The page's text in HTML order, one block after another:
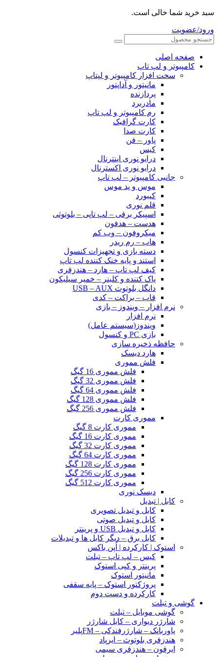
سبد خرید شما خالی است.
ورود/عضویت
صفحه اصلی
کامپیوتر و‌‌‌‌‌ لپ تاپ
سخت افزار کامپیوتر و لپتاپ
مانیتور و آداپتور
پردازنده
مادربرد
رم کامپیوتر و لپ تاپ
کارت گرافیک
کارت صدا
پاور – فن
کیس
درایو نوری اینترنال
درایو نوری اکسترنال
جانبی کامپیوتر – لپ تاپ
موس و پد موس
کیبورد
قلم نوری
اسپیکر برقی – لپ تاپی – بلوتوثی
هدست – هدفون
میکروفون – وب کم
هاب – رم ریدر
دسته بازی و تجهیزات کنسول
استند و پایه خنک کننده لپ تاپ
کیف لپ تاپ – هارد – هندزفری
پاک کننده و کلینر – خمیر سیلیکون
دانگل بلوتوث USB – AUX
قاب – براکت – کدی
نرم افزار – ویندوز – بازی
نرم افزار
ویندوز(سیستم عامل)
بازی PC و کنسول
حافظه ذخیره سازی
هارد دیسک
فلش مموری
فلش مموری 16 گیگ
فلش مموری 32 گیگ
فلش مموری 64 گیگ
فلش مموری 128 گیگ
فلش مموری 256 گیگ
مموری کارت
مموری کارت 8 گیگ
مموری کارت 16 گیگ
مموری کارت 32 گیگ
مموری کارت 64 گیگ
مموری کارت 128 گیگ
مموری کارت 256 گیگ
مموری کارت 512 گیگ
دیسک نوری
کابل | تبدیل
کابل و تبدیل تصویری
کابل و تبدیل صوتی
کابل و تبدیل USB و پرینتر
کابل برق – دیگر کابل ها و تبدیلات
استوک | کارکرده | اُپن باکس
کیس – لپ تاپ – تبلت
پرینتر و کپی استوک
مانیتور استوک
پروژکتور استوک – پایه سقفی
کارکرده و دست دوم
گوشی و تبلت
گوشی موبایل – تبلت
شارژر دیواری – کابل شارژر
پاوربانک – شارژرفندکی – FMپلیر
هندزفری بلوتوث – ایرپاد
ایرفون – هندزفری سیمی